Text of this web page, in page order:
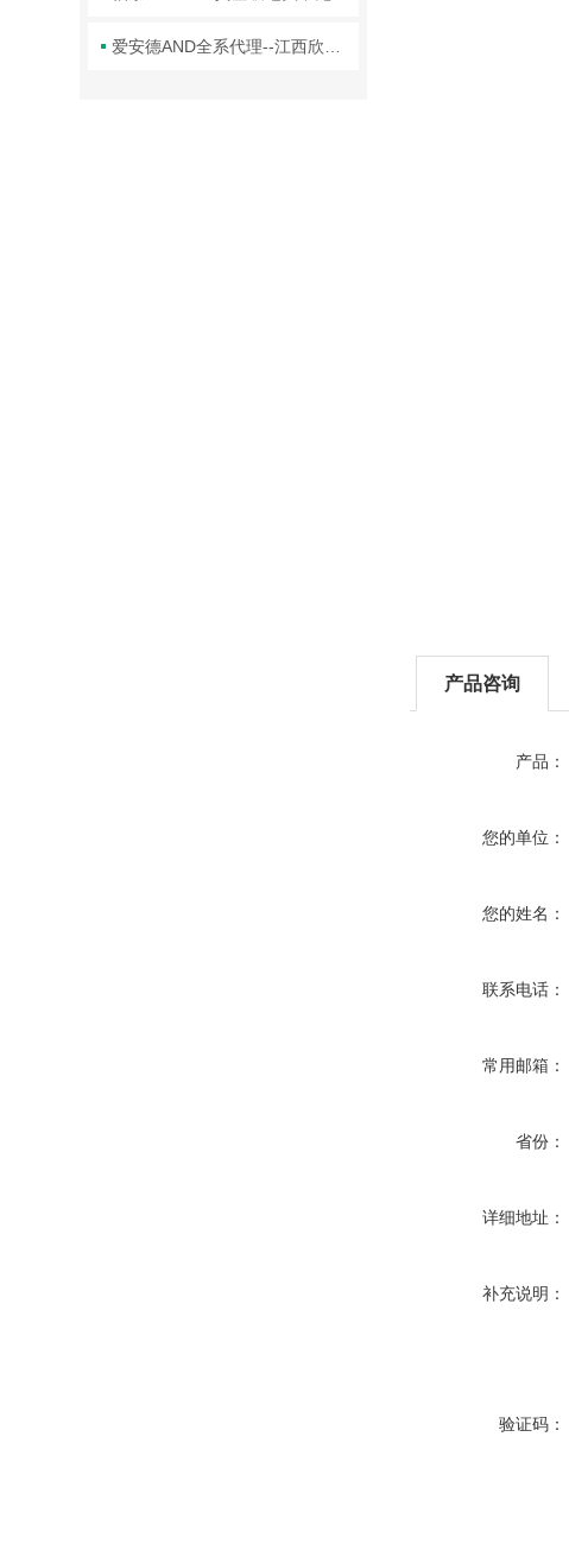
产品咨询
产品：
您的单位：
您的姓名：
联系电话：
常用邮箱：
省份：
详细地址：
补充说明：
验证码：